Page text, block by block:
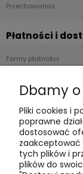
Przechowalnia
Płatności i
Formy płatności
Polityka cookies
Polityka prywatności
Blog
Dbamy
Pliki cookies i
poprawne
dostosować
zaakceptować
tych plików i
plików do